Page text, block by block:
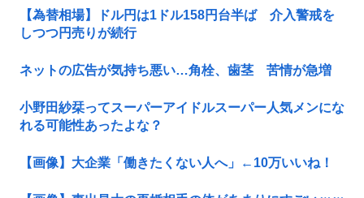
【為替相場】ドル円は1ドル158円台半ば 介入警戒を
しつつ円売りが続行
ネットの広告が気持ち悪い…角栓、歯茎 苦情が急増
小野田紗栞ってスーパーアイドルスーパー人気メンにな
れる可能性あったよな？
【画像】大企業「働きたくない人へ」←10万いいね！